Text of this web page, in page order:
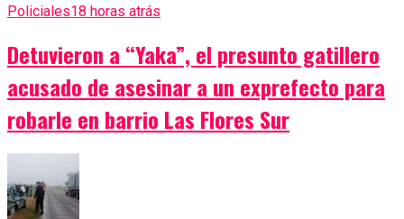
Policiales18 horas atrás
Detuvieron a “Yaka”, el presunto gatillero
acusado de asesinar a un exprefecto para
robarle en barrio Las Flores Sur